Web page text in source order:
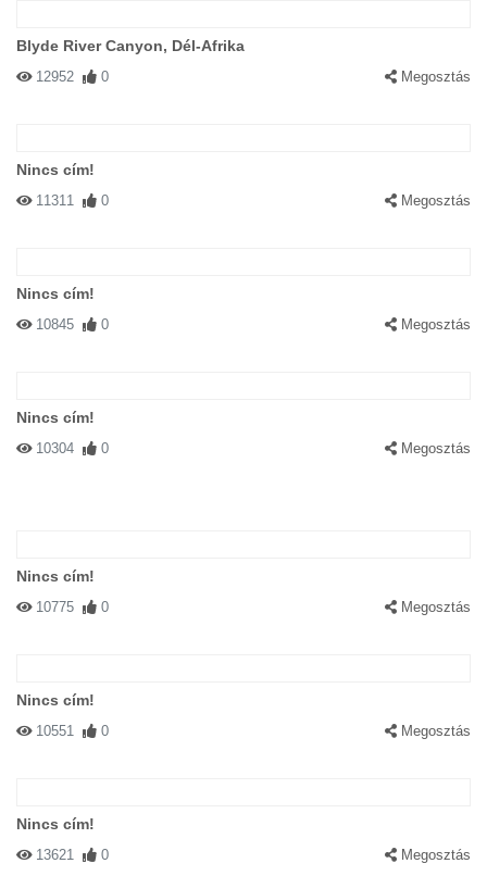
Blyde River Canyon, Dél-Afrika
12952 0 Megosztás
Nincs cím!
11311 0 Megosztás
Nincs cím!
10845 0 Megosztás
Nincs cím!
10304 0 Megosztás
Nincs cím!
10775 0 Megosztás
Nincs cím!
10551 0 Megosztás
Nincs cím!
13621 0 Megosztás